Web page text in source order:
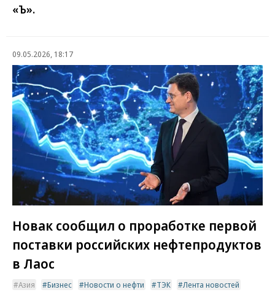
«Ъ».
09.05.2026, 18:17
Новак сообщил о проработке первой
поставки российских нефтепродуктов
в Лаос
Азия Бизнес Новости о нефти ТЭК Лента новостей